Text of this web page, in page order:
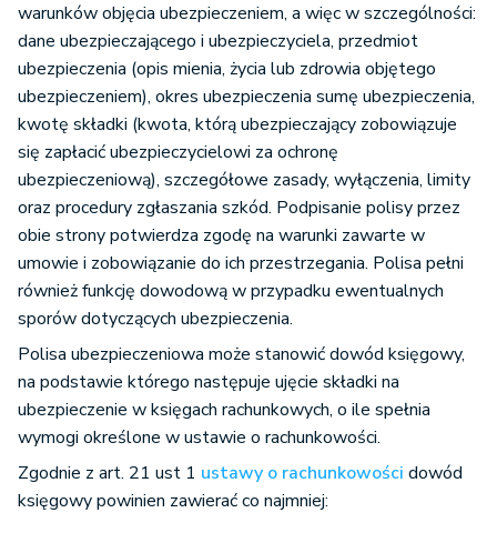
warunków objęcia ubezpieczeniem, a więc w szczególności:
dane ubezpieczającego i ubezpieczyciela, przedmiot
ubezpieczenia (opis mienia, życia lub zdrowia objętego
ubezpieczeniem), okres ubezpieczenia sumę ubezpieczenia,
kwotę składki (kwota, którą ubezpieczający zobowiązuje
się zapłacić ubezpieczycielowi za ochronę
ubezpieczeniową), szczegółowe zasady, wyłączenia, limity
oraz procedury zgłaszania szkód. Podpisanie polisy przez
obie strony potwierdza zgodę na warunki zawarte w
umowie i zobowiązanie do ich przestrzegania. Polisa pełni
również funkcję dowodową w przypadku ewentualnych
sporów dotyczących ubezpieczenia.
Polisa ubezpieczeniowa może stanowić dowód księgowy,
na podstawie którego następuje ujęcie składki na
ubezpieczenie w księgach rachunkowych, o ile spełnia
wymogi określone w ustawie o rachunkowości.
Zgodnie z art. 21 ust 1 ustawy o rachunkowości dowód
księgowy powinien zawierać co najmniej: